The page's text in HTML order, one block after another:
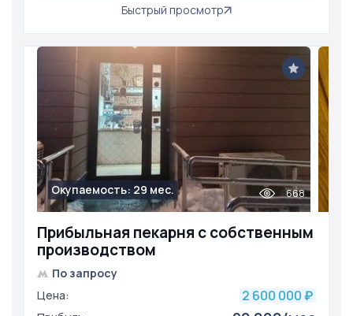
Быстрый просмотр
Прибыльная пекарня с собственным
производством
Окупаемость: 29 мес. 668
По запросу
Цена:
2 600 000 ₽